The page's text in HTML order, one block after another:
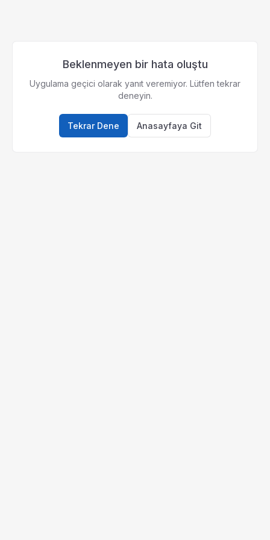
Beklenmeyen bir hata oluştu
Uygulama geçici olarak yanıt veremiyor. Lütfen tekrar
deneyin.
Tekrar Dene Anasayfaya Git